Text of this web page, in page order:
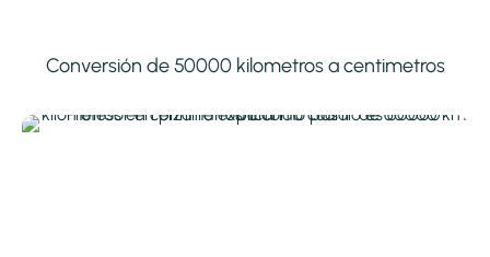
Conversión de 50000 kilometros a centimetros